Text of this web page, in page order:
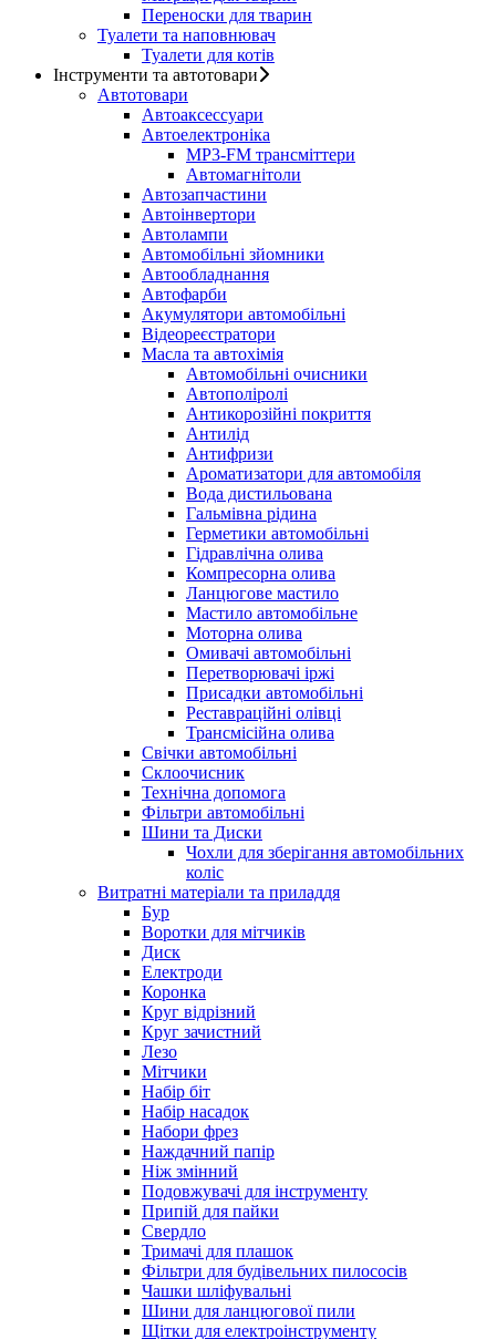
Переноски для тварин
Туалети та наповнювач
Туалети для котів
Інструменти та автотовари
Автотовари
Автоаксессуари
Автоелектроніка
MP3-FM трансміттери
Автомагнітоли
Автозапчастини
Автоінвертори
Автолампи
Автомобільні зйомники
Автообладнання
Автофарби
Акумулятори автомобільні
Відеореєстратори
Масла та автохімія
Автомобільні очисники
Автополіролі
Антикорозійні покриття
Антилід
Антифризи
Ароматизатори для автомобіля
Вода дистильована
Гальмівна рідина
Герметики автомобільні
Гідравлічна олива
Компресорна олива
Ланцюгове мастило
Мастило автомобільне
Моторна олива
Омивачі автомобільні
Перетворювачі іржі
Присадки автомобільні
Реставраційні олівці
Трансмісійна олива
Свічки автомобільні
Склоочисник
Технічна допомога
Фільтри автомобільні
Шини та Диски
Чохли для зберігання автомобільних
коліс
Витратні матеріали та приладдя
Бур
Воротки для мітчиків
Диск
Електроди
Коронка
Круг відрізний
Круг зачистний
Лезо
Мітчики
Набір біт
Набір насадок
Набори фрез
Наждачний папір
Ніж змінний
Подовжувачі для інструменту
Припій для пайки
Свердло
Тримачі для плашок
Фільтри для будівельних пилососів
Чашки шліфувальні
Шини для ланцюгової пили
Щітки для електроінструменту